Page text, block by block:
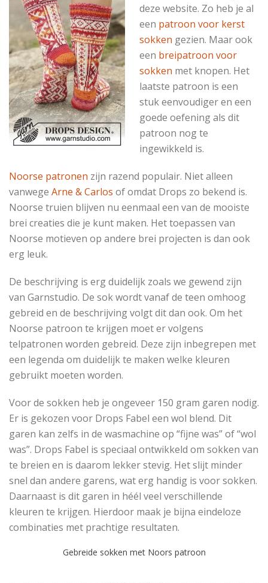
deze website. Zo heb je al
een patroon voor kerst
sokken gezien. Maar ook
een breipatroon voor
sokken met knopen. Het
laatste patroon is een
stuk eenvoudiger en een
goede oefening als dit
patroon nog te
ingewikkeld is.
Noorse patronen zijn razend populair. Niet alleen
vanwege Arne & Carlos of omdat Drops zo bekend is.
Noorse truien blijven nu eenmaal een van de mooiste
brei creaties die je kunt maken. Het toepassen van
Noorse motieven op andere brei projecten is dan ook
erg leuk.
De beschrijving is erg duidelijk zoals we gewend zijn
van Garnstudio. De sok wordt vanaf de teen omhoog
gebreid en de beschrijving volgt dit dan ook. Om het
Noorse patroon te krijgen moet er volgens
telpatronen worden gebreid. Deze zijn inbegrepen met
een legenda om duidelijk te maken welke kleuren
gebruikt moeten worden.
Voor de sokken heb je ongeveer 150 gram garen nodig.
Er is gekozen voor Drops Fabel een wol blend. Dit
garen kan zelfs in de wasmachine op “fijne was” of “wol
was”. Drops Fabel is speciaal ontwikkeld om sokken van
te breien en is daarom lekker stevig. Het slijt minder
snel dan andere garens, wat erg handig is voor sokken.
Daarnaast is dit garen in héél veel verschillende
kleuren te krijgen. Hierdoor maak je bijna eindeloze
combinaties met prachtige resultaten.
Gebreide sokken met Noors patroon